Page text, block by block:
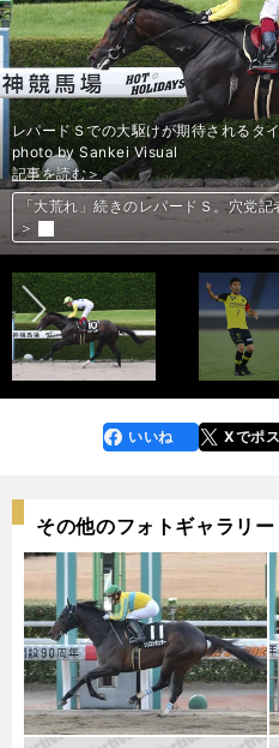
レパードＳでの大駆けが期待されるタ
photo by Sankei Visual
記事を読む＞
「大荒れ」続きのレパードＳ。穴党
＞
記事を読む＞
オルンガのゴール量産を支える柏のキ
記事を読む＞
横浜高の背番号１は最速152キロの
記事を読む＞
キングカメハメハの種牡馬界での存在
前へ
faceboo
k
いいね Xでポ
その他のフォトギャラリー